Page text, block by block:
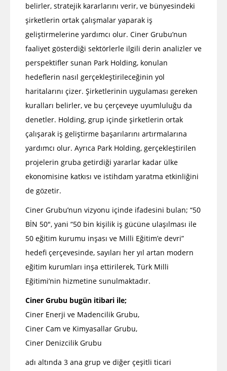
belirler, stratejik kararlarını verir, ve bünyesindeki
şirketlerin ortak çalışmalar yaparak iş
geliştirmelerine yardımcı olur. Ciner Grubu’nun
faaliyet gösterdiği sektörlerle ilgili derin analizler ve
perspektifler sunan Park Holding, konulan
hedeflerin nasıl gerçekleştirileceğinin yol
haritalarını çizer. Şirketlerinin uygulaması gereken
kuralları belirler, ve bu çerçeveye uyumluluğu da
denetler. Holding, grup içinde şirketlerin ortak
çalışarak iş geliştirme başarılarını artırmalarına
yardımcı olur. Ayrıca Park Holding, gerçekleştirilen
projelerin gruba getirdiği yararlar kadar ülke
ekonomisine katkısı ve istihdam yaratma etkinliğini
de gözetir.
Ciner Grubu’nun vizyonu içinde ifadesini bulan; “50
BİN 50″, yani “50 bin kişilik iş gücüne ulaşılması ile
50 eğitim kurumu inşası ve Milli Eğitim’e devri”
hedefi çerçevesinde, sayıları her yıl artan modern
eğitim kurumları inşa ettirilerek, Türk Milli
Eğitimi’nin hizmetine sunulmaktadır.
Ciner Grubu bugün itibari ile;
Ciner Enerji ve Madencilik Grubu,
Ciner Cam ve Kimyasallar Grubu,
Ciner Denizcilik Grubu
adı altında 3 ana grup ve diğer çeşitli ticari